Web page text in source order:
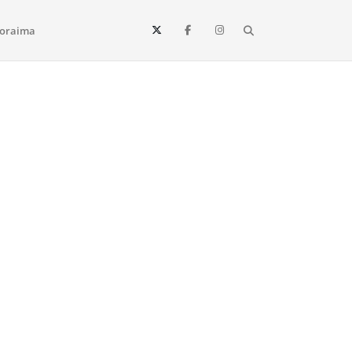
e todo o estado de Roraima. Fique sempre informado